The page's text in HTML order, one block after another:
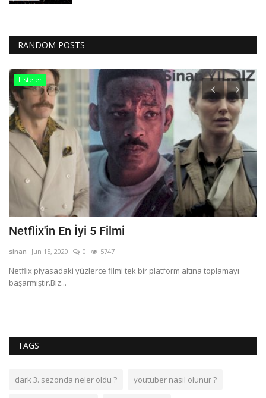
RANDOM POSTS
Listeler
Netflix'in En İyi 5 Filmi
sinan Jun 15, 2020 0 5747
Netflix piyasadaki yüzlerce filmi tek bir platform altına toplamayı
başarmıştır.Biz...
TAGS
dark 3. sezonda neler oldu ? youtuber nasıl olunur ?